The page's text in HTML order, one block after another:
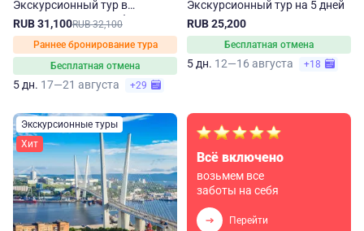
Экскурсионный тур в
Калининградскую область
RUB 31,100RUB 32,100
Раннее бронирование тура
Бесплатная отмена
5 дн. 17—21 августа +29
Экскурсионный тур на 5 дней
RUB 25,200
Бесплатная отмена
5 дн. 12—16 августа +18
Экскурсионные туры
Хит
Всё включено
возьмем все
заботы на себя
Перейти